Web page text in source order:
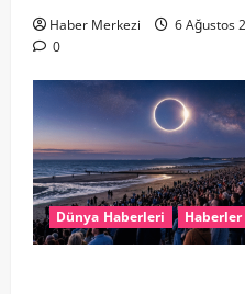
Haber Merkezi
6 Ağustos
0
Dünya Haberleri Haberler